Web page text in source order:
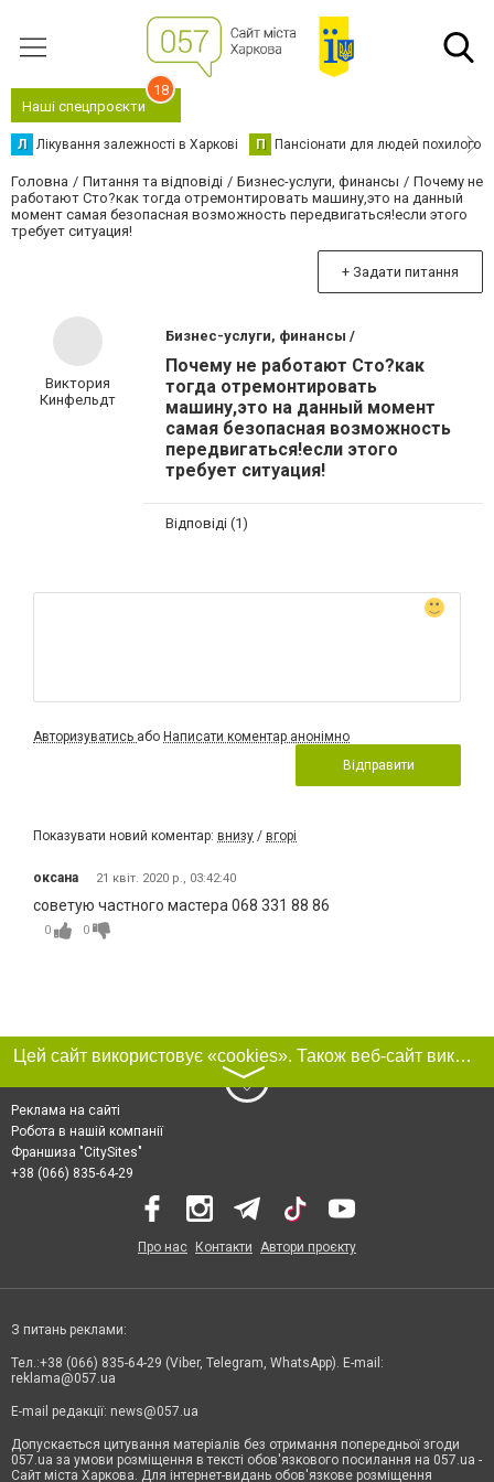
Наші спецпроєкти
18
Л Лікування залежності в Харкові П Пансіонати для людей похилого
Головна Питання та відповіді Бизнес-услуги, финансы
Почему не
работают Сто?как тогда отремонтировать машину,это на данный
момент самая безопасная возможность передвигаться!если этого
требует ситуация!
+ Задати питання
Виктория
Кинфельдт
Бизнес-услуги, финансы /
Почему не работают Сто?как
тогда отремонтировать
машину,это на данный момент
самая безопасная возможность
передвигаться!если этого
требует ситуация!
Відповіді (1)
Авторизуватись або Написати коментар анонімно
Відправити
Показувати новий коментар: внизу / вгорі
оксана 21 квіт. 2020 р., 03:42:40
советую частного мастера 068 331 88 86
0 0
Цей сайт використовує «cookies». Також веб-сайт використовує інтернет-сервіс для збору технічних даних стосовно відвідувачів з метою отримання маркетингової та статистичної інформації. Умови обробки даних відвідувачів сайту див.
〉
Реклама на сайті
Робота в нашій компанії
Франшиза "CitySites"
+38 (066) 835-64-29
Про нас Контакти Автори проєкту
З питань реклами:
Тел.:+38 (066) 835-64-29 (Viber, Telegram, WhatsApp). E-mail:
reklama@057.ua
E-mail редакції: news@057.ua
Допускається цитування матеріалів без отримання попередньої згоди
057.ua за умови розміщення в тексті обов'язкового посилання на 057.ua -
Сайт міста Харкова. Для інтернет-видань обов'язкове розміщення